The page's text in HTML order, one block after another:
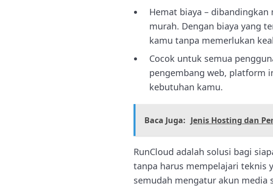
Hemat biaya –
murah. Dengan biaya yang
kamu tanpa memerlukan
Cocok untuk semua
pengembang web, platform
kebutuhan kamu.
Baca Juga: Jenis Hosting dan
RunCloud adalah solusi bagi
tanpa harus mempelajari teknis
semudah mengatur akun media